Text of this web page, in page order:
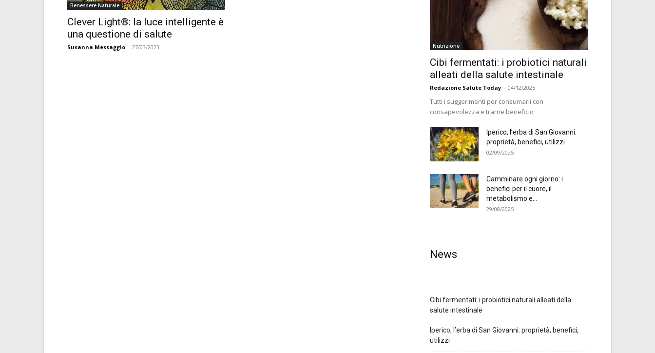
Benessere Naturale
Clever Light®: la luce intelligente è
una questione di salute
Susanna Messaggio - 27/03/2023 Nutrizione
Cibi fermentati: i probiotici naturali
alleati della salute intestinale
Redazione Salute Today - 04/12/2025
Tutti i suggerimenti per consumarli con
consapevolezza e trarne beneficio
Iperico, l’erba di San Giovanni:
proprietà, benefici, utilizzi
02/09/2025
Camminare ogni giorno: i
benefici per il cuore, il
metabolismo e...
29/08/2025
News
Cibi fermentati: i probiotici naturali alleati della
salute intestinale
Iperico, l’erba di San Giovanni: proprietà, benefici,
utilizzi